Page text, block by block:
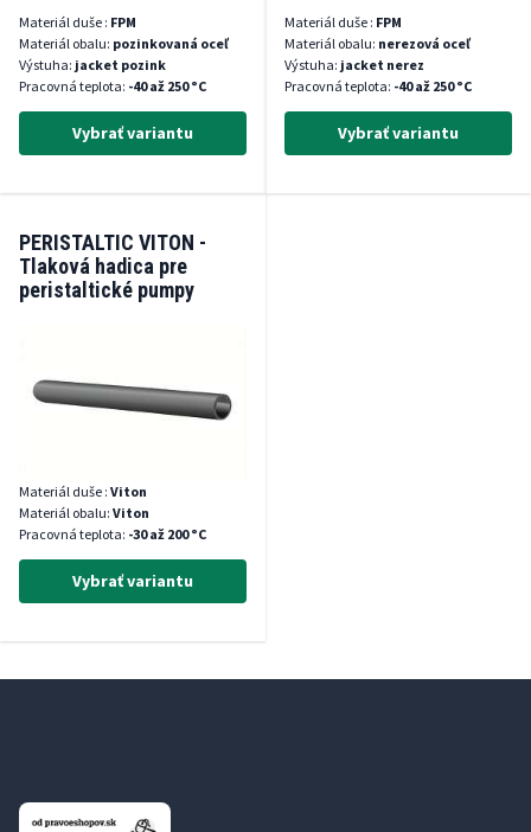
Materiál duše : FPM
Materiál obalu: pozinkovaná oceľ
Výstuha: jacket pozink
Pracovná teplota: -40 až 250 °C
Vybrať variantu
Materiál duše : FPM
Materiál obalu: nerezová oceľ
Výstuha: jacket nerez
Pracovná teplota: -40 až 250 °C
Vybrať variantu
PERISTALTIC VITON -
Tlaková hadica pre
peristaltické pumpy
Materiál duše : Viton
Materiál obalu: Viton
Pracovná teplota: -30 až 200 °C
Vybrať variantu